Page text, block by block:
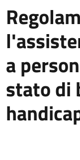
a
stato di